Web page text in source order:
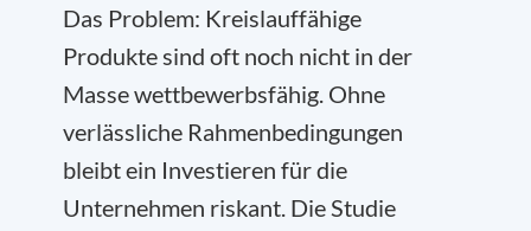
Das Problem: Kreislauffähige
Produkte sind oft noch nicht in der
Masse wettbewerbsfähig. Ohne
verlässliche Rahmenbedingungen
bleibt ein Investieren für die
Unternehmen riskant. Die Studie